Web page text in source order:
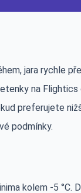
jara rychle
na
preferujete
podmínky.
kolem -5 °C.